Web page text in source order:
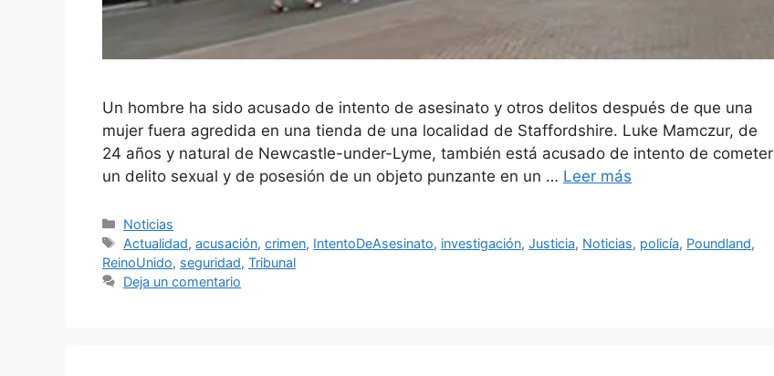
Un hombre ha sido acusado de intento de asesinato y otros delitos después de que una
mujer fuera agredida en una tienda de una localidad de Staffordshire. Luke Mamczur, de
24 años y natural de Newcastle-under-Lyme, también está acusado de intento de cometer
un delito sexual y de posesión de un objeto punzante en un … Leer más
Categorías
Noticias
Etiquetas
Actualidad,acusación,crimen, IntentoDeAsesinato, investigación,Justicia, Noticias, policía, Poundland,
ReinoUnido, seguridad, Tribunal
Deja un comentario